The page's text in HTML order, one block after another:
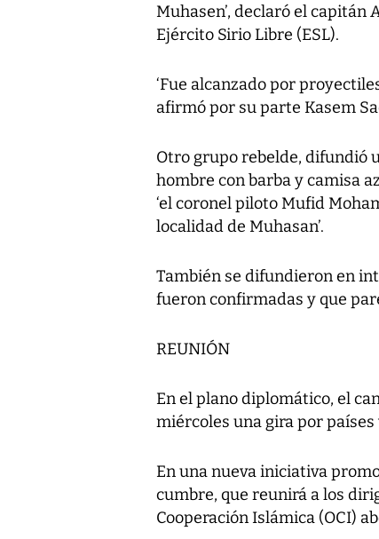
Muhasen’, declaró el
Ejército Sirio Libre (ESL).
‘Fue alcanzado por
afirmó por su parte Kasem
Otro grupo rebelde, difundió
hombre con barba y camisa
‘el coronel piloto Mufid
localidad de Muhasan’.
También se difundieron en
fueron confirmadas y que
REUNIÓN
En el plano diplomático, el
miércoles una gira por países
En una nueva iniciativa
cumbre, que reunirá a los
Cooperación Islámica (OCI)